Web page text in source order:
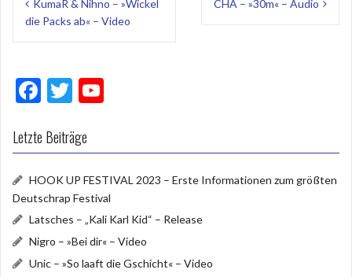
KumaR & Nihno – »Wickel
die Packs ab« – Video
CHA – »30m« – Audio
F
e
o
o
k
T
itt
u
b
e
Letzte Beiträge
HOOK UP FESTIVAL 2023 – Erste Informationen zum größten
Deutschrap Festival
Latsches – „Kali Karl Kid“ – Release
Nigro – »Bei dir« – Video
Unic – »So laaft die Gschicht« – Video